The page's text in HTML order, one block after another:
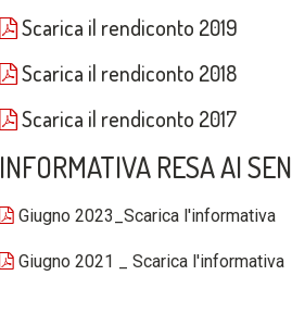
Scarica il rendiconto 2019
Scarica il rendiconto 2018
Scarica il rendiconto 2017
INFORMATIVA RESA AI
Giugno 2023_Scarica l'informativa
Giugno 2021 _ Scarica l'informativa